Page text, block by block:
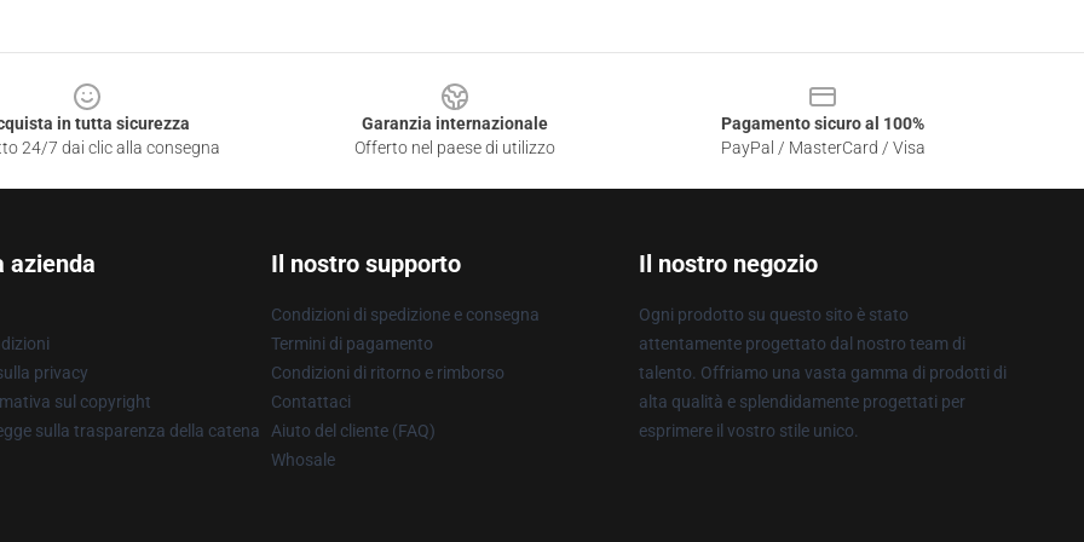
in tutta sicurezza
24/7 dai clic alla consegna
Garanzia internazionale
Offerto nel paese di utilizzo
Pagamento sicuro al 100%
PayPal / MasterCard / Visa
azienda
privacy
sul copyright
sulla trasparenza della catena
Il nostro supporto
Condizioni di spedizione e consegna
Termini di pagamento
Condizioni di ritorno e rimborso
Contattaci
Aiuto del cliente (FAQ)
Whosale
Il nostro negozio
Ogni prodotto su questo sito è stato
attentamente progettato dal nostro team di
talento. Offriamo una vasta gamma di prodotti di
alta qualità e splendidamente progettati per
esprimere il vostro stile unico.